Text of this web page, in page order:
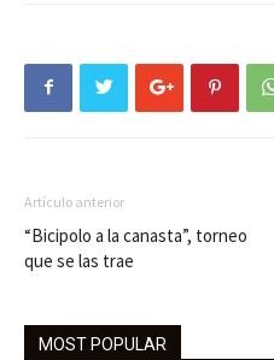
Artículo anterior
“Bicipolo a la canasta”, torneo
que se las trae
MOST POPULAR